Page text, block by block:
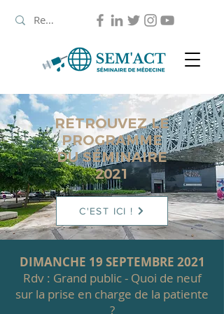
RETROUVEZ LE
PROGRAMME
DU SÉMINAIRE
2021
C'EST ICI !
DIMANCHE 19 SEPTEMBRE 2021
Rdv : Grand public - Quoi de neuf
sur la prise en charge de la patiente
?